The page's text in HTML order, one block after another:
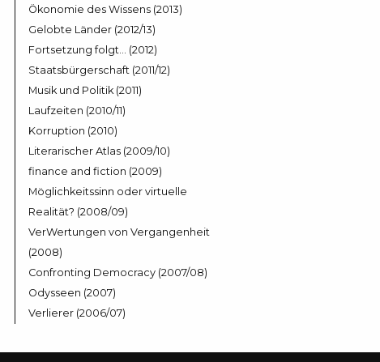
Ökonomie des Wissens (2013)
Gelobte Länder (2012/13)
Fortsetzung folgt… (2012)
Staatsbürgerschaft (2011/12)
Musik und Politik (2011)
Laufzeiten (2010/11)
Korruption (2010)
Literarischer Atlas (2009/10)
finance and fiction (2009)
Möglichkeitssinn oder virtuelle
Realität? (2008/09)
VerWertungen von Vergangenheit
(2008)
Confronting Democracy (2007/08)
Odysseen (2007)
Verlierer (2006/07)